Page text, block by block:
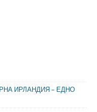
ИРЛАНДИЯ – ЕДНО